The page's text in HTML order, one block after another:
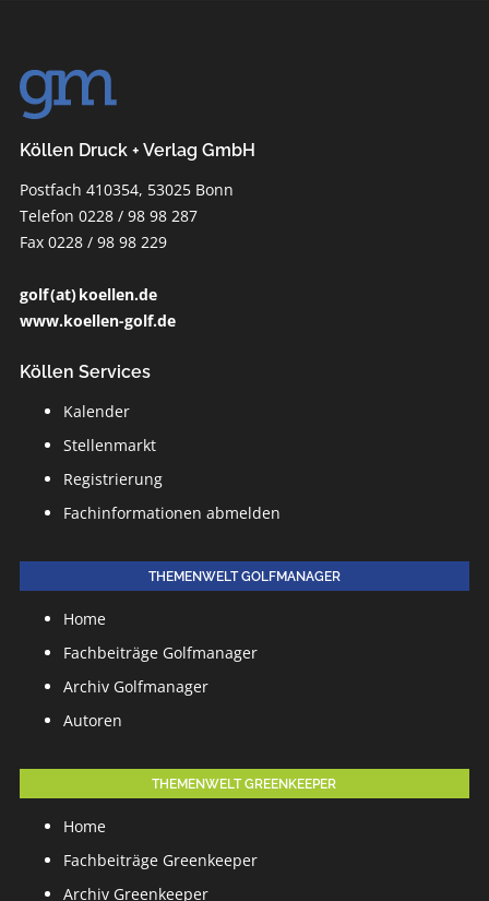
Köllen Druck + Verlag GmbH
Postfach 410354, 53025 Bonn
Telefon 0228 / 98 98 287
Fax 0228 / 98 98 229
golf (at) koellen.de
www.koellen-golf.de
Köllen Services
Kalender
Stellenmarkt
Registrierung
Fachinformationen abmelden
THEMENWELT GOLFMANAGER
Home
Fachbeiträge Golfmanager
Archiv Golfmanager
Autoren
THEMENWELT GREENKEEPER
Home
Fachbeiträge Greenkeeper
Archiv Greenkeeper